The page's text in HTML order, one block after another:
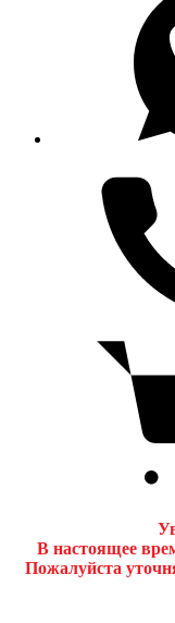
В настоящее
Пожалуйста